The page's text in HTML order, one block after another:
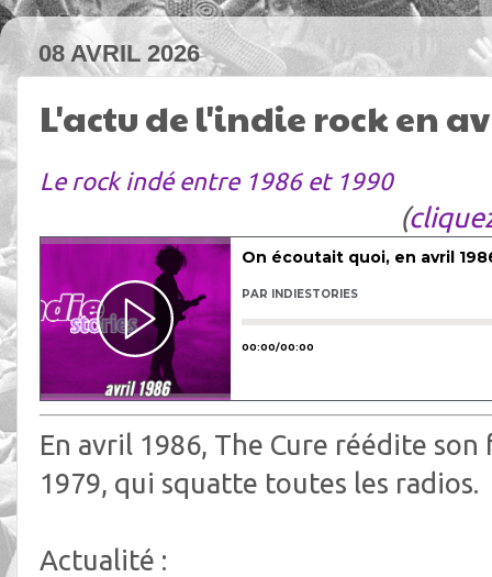
08 AVRIL 2026
L'actu de l'indie rock en
Le rock indé entre 1986 et 1990
(
En avril 1986, The Cure réédite
1979, qui squatte toutes les radios.
Actualité :